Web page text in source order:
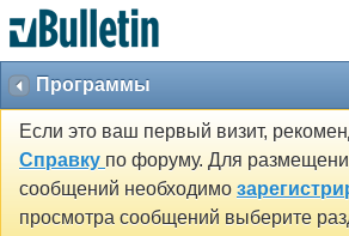
Программы
Если это ваш первый визит,
Справку по форуму. Для
сообщений необходимо
просмотра сообщений выберите